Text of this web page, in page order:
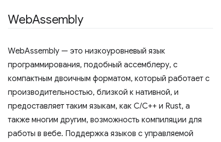
WebAssembly
WebAssembly — это низкоуровневый язык
программирования, подобный ассемблеру, с
компактным двоичным форматом, который работает с
производительностью, близкой к нативной, и
предоставляет таким языкам, как C/C++ и Rust, а
также многим другим, возможность компиляции для
работы в вебе. Поддержка языков с управляемой